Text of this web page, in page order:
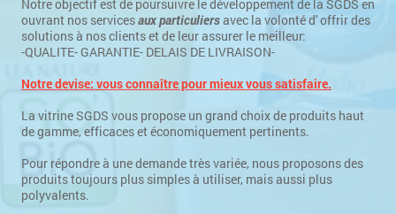
Notre objectif est de poursuivre le développement de la SGDS en
ouvrant nos servicesaux particuliersavec la volonté d' offrir des
solutions à nos clients et de leur assurer le meilleur:
-QUALITE- GARANTIE- DELAIS DE LIVRAISON-
Notre devise: vous connaître pour mieux vous satisfaire .
La vitrine SGDS vous propose un grand choix de produits haut
de gamme, efficaces et économiquement pertinents.
Pour répondre à une demande très variée, nous proposons des
produits toujours plus simples à utiliser, mais aussi plus
polyvalents.